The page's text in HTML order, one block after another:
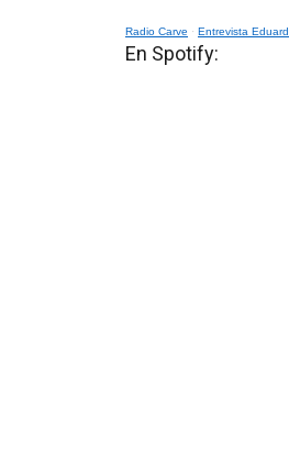
Radio Carve · Entrevista
En Spotify: